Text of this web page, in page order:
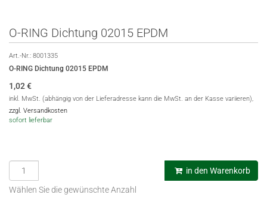
O-RING Dichtung 02015 EPDM
Art.-Nr.: 8001335
O-RING Dichtung 02015 EPDM
1,02€
inkl. MwSt. (abhängig von der Lieferadresse kann die MwSt. an der Kasse variieren),
zzgl. Versandkosten
sofort lieferbar
in den Warenkorb
Wählen Sie die gewünschte Anzahl